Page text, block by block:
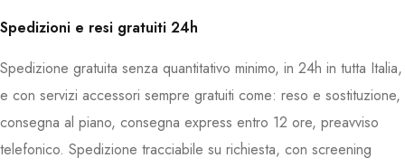
Spedizioni e resi gratuiti 24h
Spedizione gratuita senza quantitativo minimo, in 24h in tutta Italia,
e con servizi accessori sempre gratuiti come: reso e sostituzione,
consegna al piano, consegna express entro 12 ore, preavviso
telefonico. Spedizione tracciabile su richiesta, con screening